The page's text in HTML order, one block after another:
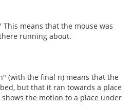
means that the mouse was
running about.
(with the final n) means that the
but that it ran towards a place
the motion to a place under